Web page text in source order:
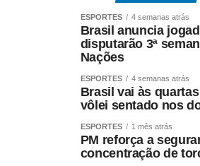
sarampo chegando em São Paulo.
posto para me vacinar antes que a
Segundo a Coordenadoria de
Secretaria Municipal da Saúde,
feira (7) foram aplicadas 84.632
contra o sarampo e 24.952 doses
imunizantes.O total de 109.584
ESPORTES 4 semanas atrás
Brasil anuncia
disputarão 3ª
Nações
ESPORTES 4 semanas atrás
Brasil vai às
vôlei sentado nos
ESPORTES 1 mês atrás
PM reforça a
concentração de